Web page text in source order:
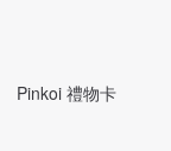
Pinkoi 禮物卡